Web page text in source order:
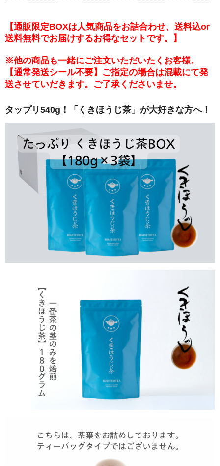
【通販限定BOXは人気商品をお詰合わせ、送料込or
送料無料でお届けするお得なセットです。】
※他の商品も一緒にご注文いただいたくお客様、
【通常発送シール不要】ご指定の場合は混載にて発
送させていだきます。ご了承くださいませ。
タップリ540g！「くきほうじ茶」が大好きな方へ！